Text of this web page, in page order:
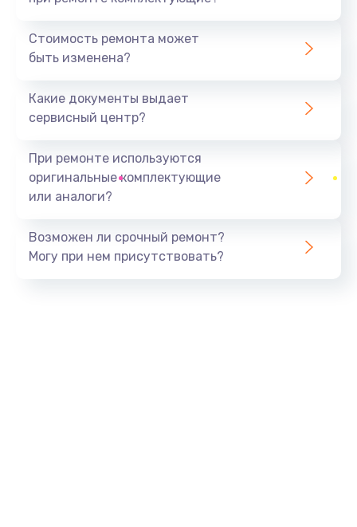
1440 руб.
Ремонт южного моста
Замена батарейки BIOS
Заказать
Стоимость ремонта может
быть изменена?
Какие документы выдает
сервисный центр?
При ремонте используются
оригинальные комплектующие
или аналоги?
Возможен ли срочный ремонт?
Могу при нем присутствовать?